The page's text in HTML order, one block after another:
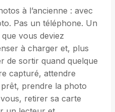
à l’ancienne : avec
Pas un téléphone. Un
vous deviez
à charger et, plus
de sortir quand quelque
capturé, attendre
prendre la photo
retirer sa carte